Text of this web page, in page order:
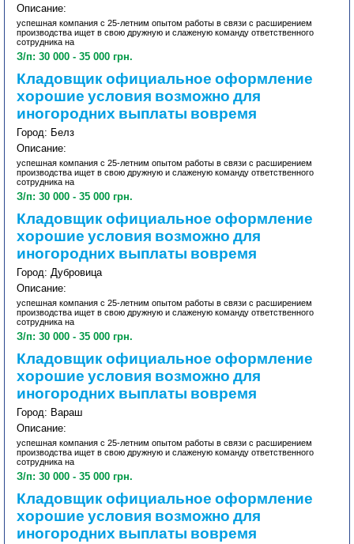
Описание:
успешная компания с 25-летним опытом работы в связи с расширением
производства ищет в свою дружную и слаженую команду ответственного
сотрудника на
З/п: 30 000 - 35 000 грн.
Кладовщик официальное оформление
хорошие условия возможно для
иногородних выплаты вовремя
Город: Белз
Описание:
успешная компания с 25-летним опытом работы в связи с расширением
производства ищет в свою дружную и слаженую команду ответственного
сотрудника на
З/п: 30 000 - 35 000 грн.
Кладовщик официальное оформление
хорошие условия возможно для
иногородних выплаты вовремя
Город: Дубровица
Описание:
успешная компания с 25-летним опытом работы в связи с расширением
производства ищет в свою дружную и слаженую команду ответственного
сотрудника на
З/п: 30 000 - 35 000 грн.
Кладовщик официальное оформление
хорошие условия возможно для
иногородних выплаты вовремя
Город: Вараш
Описание:
успешная компания с 25-летним опытом работы в связи с расширением
производства ищет в свою дружную и слаженую команду ответственного
сотрудника на
З/п: 30 000 - 35 000 грн.
Кладовщик официальное оформление
хорошие условия возможно для
иногородних выплаты вовремя